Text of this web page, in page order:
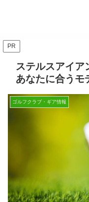
PR
ステルスアイア
あなたに合うモ
ゴルフクラブ・ギア情報